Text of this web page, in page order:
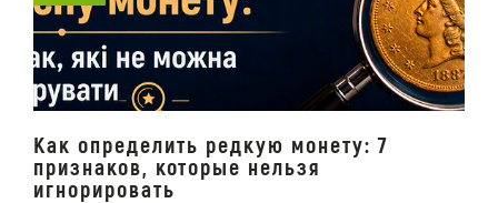
Как определить редкую монету: 7
признаков, которые нельзя
игнорировать